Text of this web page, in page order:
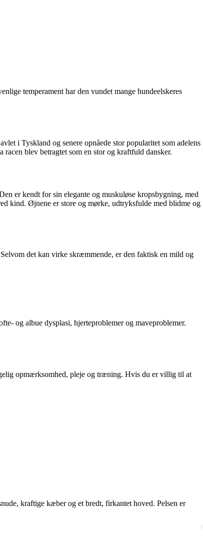
temperament har den vundet mange hundeelskeres
i Tyskland og senere opnåede stor popularitet som adelens
blev betragtet som en stor og kraftfuld dansker.
er kendt for sin elegante og muskuløse kropsbygning, med
kind. Øjnene er store og mørke, udtryksfulde med blidme og
det kan virke skræmmende, er den faktisk en mild og
og albue dysplasi, hjerteproblemer og maveproblemer.
opmærksomhed, pleje og træning. Hvis du er villig til at
kraftige kæber og et bredt, firkantet hoved. Pelsen er